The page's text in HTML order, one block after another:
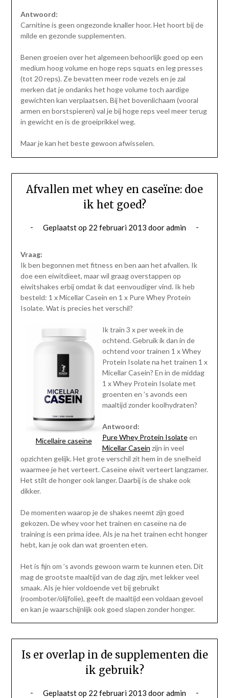
Antwoord:
Carnitine is geen ongezonde knaller hoor. Het hoort bij de
milde en gezonde supplementen.
Benen groeien over het algemeen behoorlijk goed op een
medium hoog volume en hoge reps squats en leg presses
(tot 20 reps). Ze bevatten meer rode vezels en je zal
merken dat je ondanks het hoge volume toch aardige
gewichten kan verplaatsen. Bij het bovenlichaam (vooral
armen en borstspieren) val je bij hoge reps veel meer terug
in gewicht en is de groeiprikkel weg.
Maar je kan het beste gewoon afwisselen.
Afvallen met whey en caseïne: doe
ik het goed?
Geplaatst op 22 februari 2013 dooradmin
Vraag:
Ik ben begonnen met fitness en ben aan het afvallen. Ik
doe een eiwitdieet, maar wil graag overstappen op
eiwitshakes erbij omdat ik dat eenvoudiger vind. Ik heb
besteld: 1 x Micellar Casein en 1 x Pure Whey Protein
Isolate. Wat is precies het verschil?
Micellaire caseïne
Ik train 3 x per week in de
ochtend. Gebruik ik dan in de
ochtend voor trainen 1 x Whey
Protein Isolate na het trainen 1 x
Micellar Casein? En in de middag
1 x Whey Protein Isolate met
groenten en ’s avonds een
maaltijd zonder koolhydraten?
Antwoord:
Pure Whey Protein Isolateen
Micellar Casein zijn in veel
opzichten gelijk. Het grote verschil zit hem in de snelheid
waarmee je het verteert. Caseïne eiwit verteert langzamer.
Het stilt de honger ook langer. Daarbij is de shake ook
dikker.
De momenten waarop je de shakes neemt zijn goed
gekozen. De whey voor het trainen en caseïne na de
training is een prima idee. Als je na het trainen echt honger
hebt, kan je ook dan wat groenten eten.
Het is fijn om ’s avonds gewoon warm te kunnen eten. Dit
mag de grootste maaltijd van de dag zijn, met lekker veel
smaak. Als je hier voldoende vet bij gebruikt
(roomboter/olijfolie), geeft de maaltijd een voldaan gevoel
en kan je waarschijnlijk ook goed slapen zonder honger.
Is er overlap in de supplementen die
ik gebruik?
Geplaatst op 22 februari 2013 dooradmin